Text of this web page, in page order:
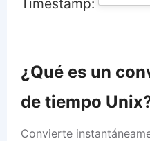
Timestamp:
¿Qué es un
de tiempo
Convierte